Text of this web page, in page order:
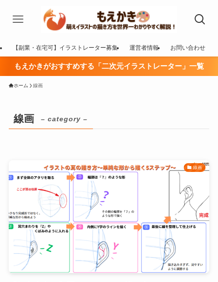
【副業・在宅可】イラストレーター募集 運営者情報 お問い合わせ
もえかきがおすすめする「二次元イラストレーター」一覧
ホーム 線画
線画 – category –
線画